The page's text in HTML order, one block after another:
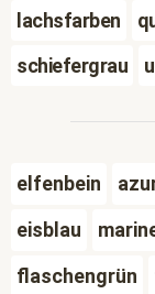
lachsfarben
schiefergrau
elfenbein
eisblau
flaschengrün